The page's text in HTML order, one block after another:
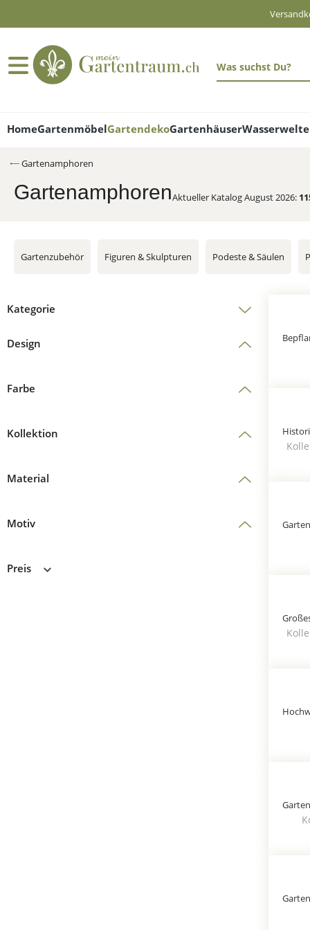
HomeGartenmöbelGartendekoGartenhäuser
Gartenamphoren
GartenamphorenAktueller Katalog August 2026:
Gartenzubehör Figuren & Skulpturen Podeste & Säulen
Kategorie
Design
Farbe
Kollektion
Material
Motiv
Preis